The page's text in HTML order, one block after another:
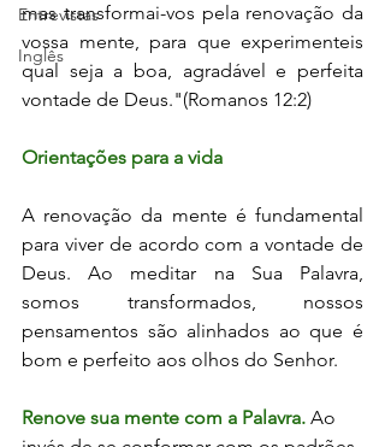
Entrevistas
Inglês
mas transformai-vos pela renovação da
vossa mente, para que experimenteis
qual seja a boa, agradável e perfeita
vontade de Deus."(Romanos 12:2)
Orientações para a vida
A renovação da mente é fundamental
para viver de acordo com a vontade de
Deus. Ao meditar na Sua Palavra,
somos transformados, nossos
pensamentos são alinhados ao que é
bom e perfeito aos olhos do Senhor.
Renove sua mente com a Palavra. Ao